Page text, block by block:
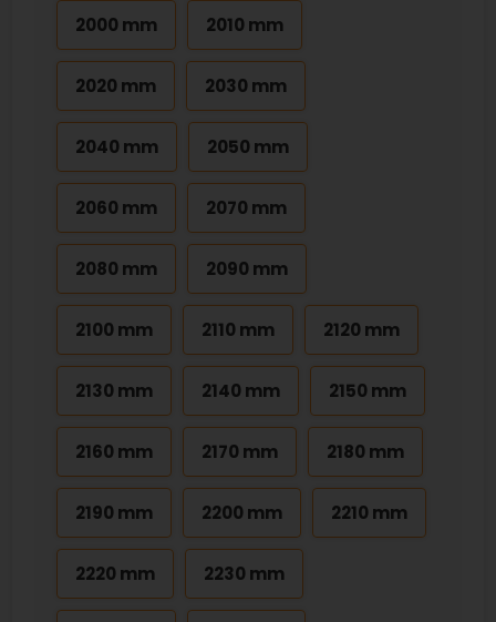
2000 mm 2010 mm
2020 mm 2030 mm
2040 mm 2050 mm
2060 mm 2070 mm
2080 mm 2090 mm
2100 mm 2110 mm 2120 mm
2130 mm 2140 mm 2150 mm
2160 mm 2170 mm 2180 mm
2190 mm 2200 mm 2210 mm
2220 mm 2230 mm